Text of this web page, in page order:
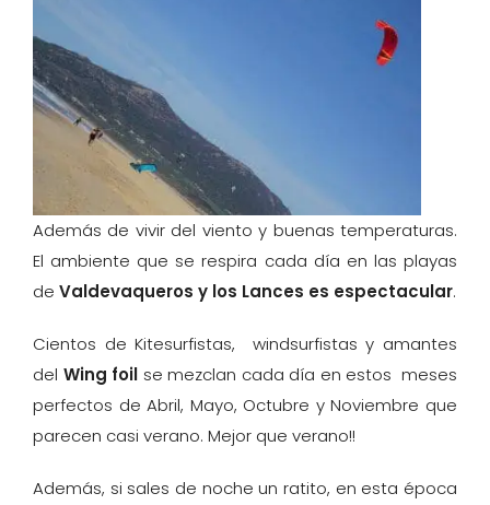
Además de vivir del viento y buenas temperaturas.
El ambiente que se respira cada día en las playas
de Valdevaqueros y los Lances es espectacular.
Cientos de Kitesurfistas, windsurfistas y amantes
del Wing foil se mezclan cada día en estos meses
perfectos de Abril, Mayo, Octubre y Noviembre que
parecen casi verano. Mejor que verano!!
Además, si sales de noche un ratito, en esta época